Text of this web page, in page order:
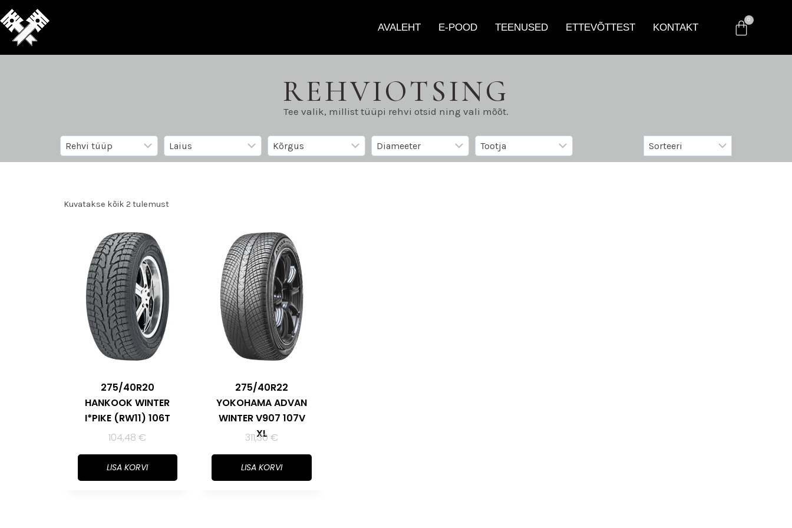
AVALEHT E-POOD TEENUSED ETTEVÕTTEST KONTAKT
REHVIOTSING
Tee valik, millist tüüpi rehvi otsid ning vali mõõt.
Kuvatakse kõik 2 tulemust
275/40R20
HANKOOK WINTER
I*PIKE (RW11) 106T
104,48€
LISA KORVI
275/40R22
YOKOHAMA ADVAN
WINTER V907 107V
XL
311,30€
LISA KORVI